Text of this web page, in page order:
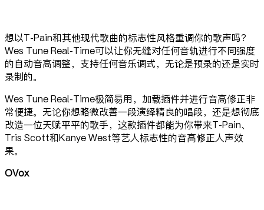
想以T-Pain和其他现代歌曲的标志性风格重调你的歌声吗？
Wes Tune Real-Time可以让你无缝对任何音轨进行不同强度
的自动音高调整，支持任何音乐调式，无论是预录的还是实时
录制的。
Wes Tune Real-Time极简易用，加载插件并进行音高修正非
常便捷。无论你想略微改善一段演绎精良的唱段，还是想彻底
改造一位天赋平平的歌手，这款插件都能为你带来T-Pain、
Tris Scott和Kanye West等艺人标志性的音高修正人声效
果。
OVox